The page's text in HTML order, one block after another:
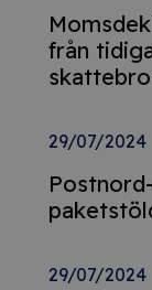
från
29/07/2024
29/07/2024